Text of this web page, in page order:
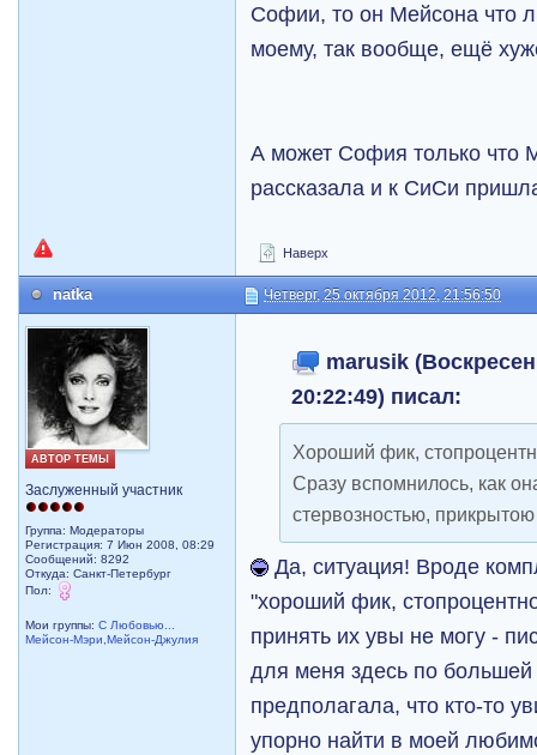
Софии, то он Мейсона что
моему, так вообще, ещё
А может София только что
рассказала и к СиСи
Наверх
natka Четверг, 25 октября 2012, 21:56:50
АВТОР ТЕМЫ
Заслуженный участник
Группа: Модераторы
Регистрация: 7 Июн 2008, 08:29
Сообщений: 8292
Откуда: Санкт-Петербург
Пол:
Мои группы:С Любовью...
Мейсон-Мэри,Мейсон-Джулия
marusik
20:22:49) писал:
Хороший фик,
Сразу вспомнилось, как
стервозностью,
Да, ситуация! Вроде
"хороший фик,
принять их увы не могу -
для меня здесь по
предполагала, что кто-то
упорно найти в моей